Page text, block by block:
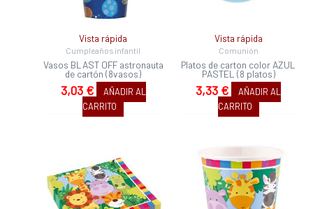
Vista rápida
Cumpleaños infantil
Vasos BLAST OFF astronauta
de cartón (8vasos)
3,03 €
AÑADIR AL
CARRITO
Vista rápida
Comunión
Platos de carton color AZUL
PASTEL (8 platos)
3,33 €
AÑADIR AL
CARRITO